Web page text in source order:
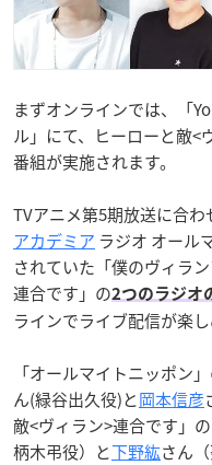
まずオンラインでは、「
ル」にて、ヒーローと敵<
番組が実施されます。
TVアニメ第5期放送に合
アカデミア ラジオ オール
されていた「僕のヴィラ
連合です」の2つのラジオ
ラインでライブ配信が楽し
「オールマイトニッポン
ん(緑谷出久役)と岡本信彦
敵<ヴィラン>連合です」
柄木弔役）と下野紘さん